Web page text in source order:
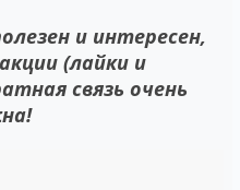
и интересен,
(лайки и
связь очень